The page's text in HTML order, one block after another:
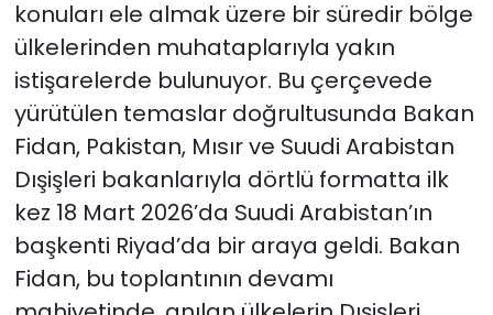
konuları ele almak üzere bir süredir bölge
ülkelerinden muhataplarıyla yakın
istişarelerde bulunuyor. Bu çerçevede
yürütülen temaslar doğrultusunda Bakan
Fidan, Pakistan, Mısır ve Suudi Arabistan
Dışişleri bakanlarıyla dörtlü formatta ilk
kez 18 Mart 2026’da Suudi Arabistan’ın
başkenti Riyad’da bir araya geldi. Bakan
Fidan, bu toplantının devamı